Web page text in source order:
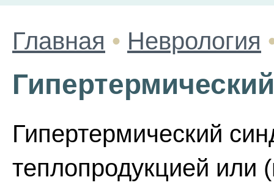
Главная • Неврология
Гипертермический
теплопродукцией или